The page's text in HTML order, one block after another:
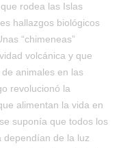
rodea las Islas
hallazgos biológicos
“chimeneas”
volcánica y que
animales en las
revolucionó la
alimentan la vida en
suponía que todos los
dependían de la luz